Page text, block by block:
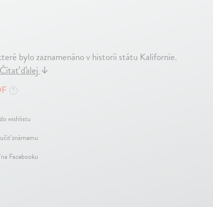
bylo zaznamenáno v historii státu Kalifornie.
ďalej↓
?
wishlistu
známemu
Facebooku